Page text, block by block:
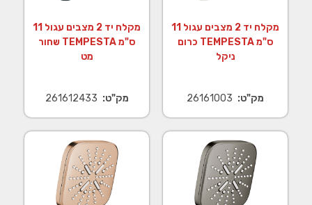
מקלח יד 2 מצבים עגול 11
ס"מ TEMPESTA כרום
ניקל
מק"ט: 26161003
מקלח יד 2 מצבים עגול 11
ס"מ TEMPESTA שחור
מט
מק"ט: 261612433